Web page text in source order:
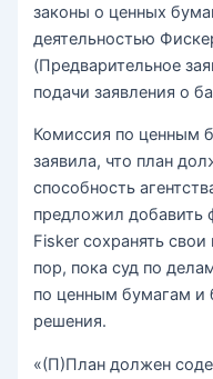
законы о ценных
деятельностью
(Предварительное
подачи заявления о
Комиссия по ценным
заявила, что план
способность
предложил
Fisker сохранять
пор, пока суд по
по ценным бумагам и
решения.
«(П)План должен